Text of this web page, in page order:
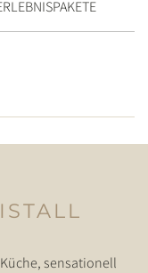
sensationell